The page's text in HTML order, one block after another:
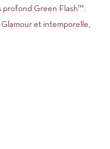
profond Green Flash™.
et intemporelle,